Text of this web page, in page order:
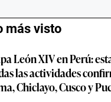
más visto
León XIV en Perú:
las actividades
Chiclayo, Cusco y